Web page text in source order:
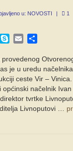
u: NOVOSTI | 1
TwitterSkypeEmail
je u uredu
ceste Vir –
općinski načelnik
tvrtke
Livnoputovi …